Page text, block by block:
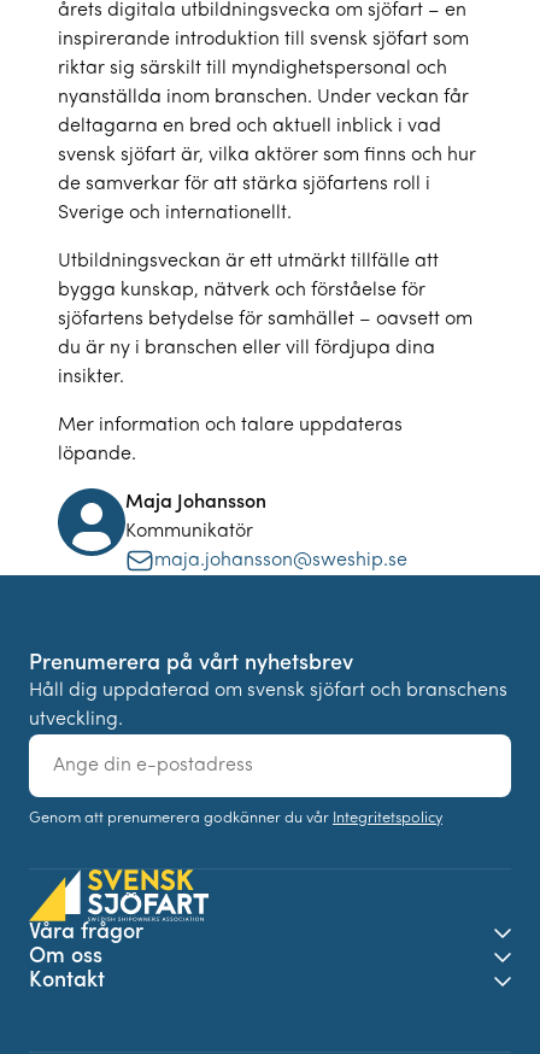
årets digitala utbildningsvecka om sjöfart – en
inspirerande introduktion till svensk sjöfart som
riktar sig särskilt till myndighetspersonal och
nyanställda inom branschen. Under veckan får
deltagarna en bred och aktuell inblick i vad
svensk sjöfart är, vilka aktörer som finns och hur
de samverkar för att stärka sjöfartens roll i
Sverige och internationellt.
Utbildningsveckan är ett utmärkt tillfälle att
bygga kunskap, nätverk och förståelse för
sjöfartens betydelse för samhället – oavsett om
du är ny i branschen eller vill fördjupa dina
insikter.
Mer information och talare uppdateras
löpande.
Maja Johansson
Kommunikatör
maja.johansson@sweship.se
Prenumerera på vårt nyhetsbrev
Håll dig uppdaterad om svensk sjöfart och branschens
utveckling.
E-
post
Genom att prenumerera godkänner du vår Integritetspolicy
Våra frågor
Om oss
Kontakt